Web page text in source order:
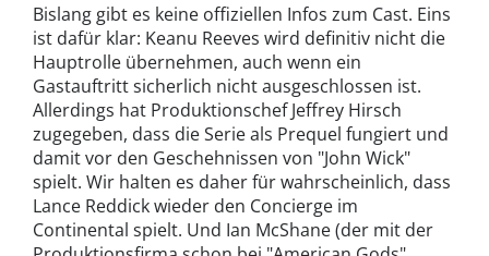
Bislang gibt es keine offiziellen Infos zum Cast. Eins
ist dafür klar: Keanu Reeves wird definitiv nicht die
Hauptrolle übernehmen, auch wenn ein
Gastauftritt sicherlich nicht ausgeschlossen ist.
Allerdings hat Produktionschef Jeffrey Hirsch
zugegeben, dass die Serie als Prequel fungiert und
damit vor den Geschehnissen von "John Wick"
spielt. Wir halten es daher für wahrscheinlich, dass
Lance Reddick wieder den Concierge im
Continental spielt. Und Ian McShane (der mit der